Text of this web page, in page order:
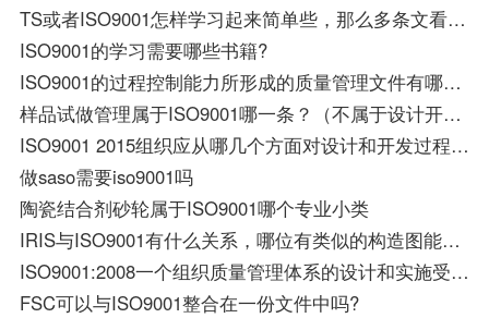
TS或者ISO9001怎样学习起来简单些，那么多条文看都看不完。
ISO9001的学习需要哪些书籍?
ISO9001的过程控制能力所形成的质量管理文件有哪些？
样品试做管理属于ISO9001哪一条？（不属于设计开发，按照客户图纸试做，做好后给客户确认！）
ISO9001 2015组织应从哪几个方面对设计和开发过程实施控制
做saso需要iso9001吗
陶瓷结合剂砂轮属于ISO9001哪个专业小类
IRIS与ISO9001有什么关系，哪位有类似的构造图能看着一目了然的？
ISO9001:2008一个组织质量管理体系的设计和实施受到“a 、组织的环境、该环境的变化”请你浅谈理解
FSC可以与ISO9001整合在一份文件中吗?